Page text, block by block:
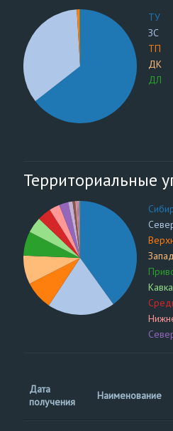
ТУ
ЗС
ТП
ДК
ДЛ
Территориальные
Дата
получения
Наименование